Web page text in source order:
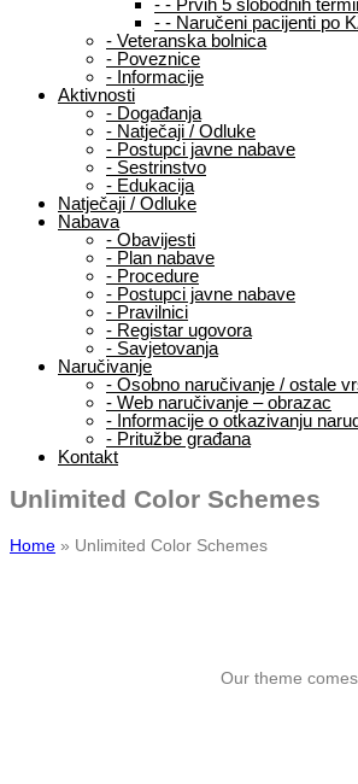
- - Prvih 5 slobodnih
- - Naručeni pacijenti po
- Veteranska bolnica
- Poveznice
- Informacije
Aktivnosti
- Događanja
- Natječaji / Odluke
- Postupci javne nabave
- Sestrinstvo
- Edukacija
Natječaji / Odluke
Nabava
- Obavijesti
- Plan nabave
- Procedure
- Postupci javne nabave
- Pravilnici
- Registar ugovora
- Savjetovanja
Naručivanje
- Osobno naručivanje / ostale
- Web naručivanje – obrazac
- Informacije o otkazivanju
- Pritužbe građana
Kontakt
Unlimited Color Schemes
Home » Unlimited Color Schemes
Our theme